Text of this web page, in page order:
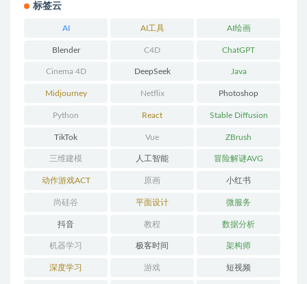
标签云
AI AI工具 AI绘画
Blender C4D ChatGPT
Cinema 4D DeepSeek Java
Midjourney Netflix Photoshop
Python React Stable Diffusion
TikTok Vue ZBrush
三维建模 人工智能 冒险解谜AVG
动作游戏ACT 原画 小红书
尚硅谷 平面设计 微服务
抖音 教程 数据分析
机器学习 极客时间 架构师
深度学习 游戏 短视频